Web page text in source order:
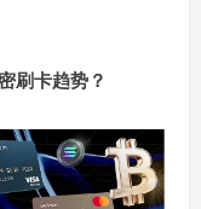
刷卡趋势？